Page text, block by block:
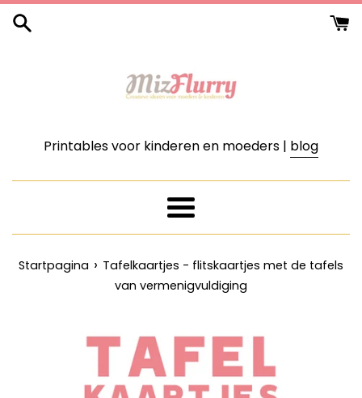
Meteen
naar
Printables voor kinderen en moeders | blog
Menu
Startpagina › Tafelkaartjes - flitskaartjes met de tafels
van vermenigvuldiging